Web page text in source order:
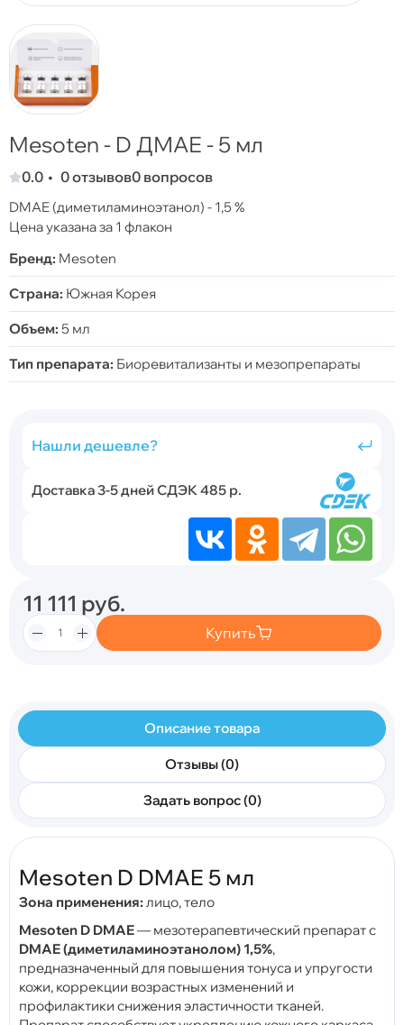
Mesoten - D ДМАЕ - 5 мл
0.0 0 отзывов0 вопросов
DMAE (диметиламиноэтанол) - 1,5 %
Цена указана за 1 флакон
Бренд: Mesoten
Страна: Южная Корея
Объем: 5 мл
Тип препарата: Биоревитализанты и мезопрепараты
Нашли дешевле?
Доставка 3-5 дней СДЭК 485 р.
11 111 руб.
Купить
Описание товара
Отзывы (0)
Задать вопрос (0)
Mesoten D DMAE 5 мл
Зона применения: лицо, тело
Mesoten D DMAE— мезотерапевтический препарат с
DMAE (диметиламиноэтанолом) 1,5%,
предназначенный для повышения тонуса и упругости
кожи, коррекции возрастных изменений и
профилактики снижения эластичности тканей.